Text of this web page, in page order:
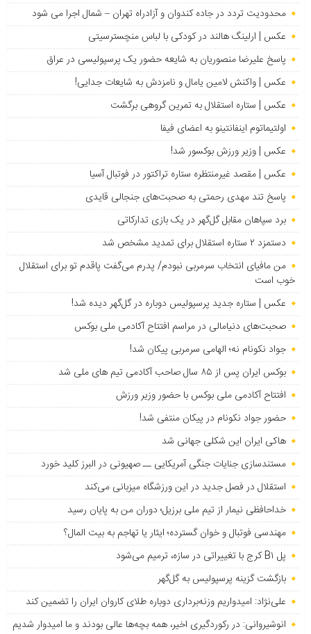
محدودیت تردد در جاده کندوان و آزادراه تهران – شمال اجرا می شود
عکس | ارلینگ هالند در کودکی با لباس منچسترسیتی
پاسخ علیرضا منصوریان به شایعه حضور یک پرسپولیسی در عراق
عکس | واکنش لامین یامال و نامزدش به شایعات جدایی!
عکس | ستاره استقلال به تمرین گروهی برگشت
اولتیماتوم اینفانتینو به اعضای فیفا
عکس | وزیر ورزش بوکسور شد!
عکس | مقصد غیرمنتظره ستاره تراکتور در فوتبال آسیا
پاسخ تند مهدی رحمتی به صحبت‌های جنجالی قایدی
برد سپاهان مقابل گل‌گهر در یک بازی تدارکاتی
دستمزد ۲ ستاره استقلال برای تمدید مشخص شد
من مافیای انتخاب سرمربی نبودم/ پدرم می‌گفت پاقدم تو برای استقلال
خوب است
عکس | ستاره جدید پرسپولیس دوباره در گل‌گهر دیده شد!
صحبت‌های دنیامالی در مراسم افتتاح آکادمی ملی بوکس
جواد نکونام نه؛ الهامی سرمربی پیکان شد!
بوکس ایران پس از ۸۵ سال صاحب آکادمی تیم های ملی شد
افتتاح آکادمی ملی بوکس با حضور وزیر ورزش
حضور جواد نکونام در پیکان منتفی شد!
هاکی ایران این شکلی جهانی شد
مستندسازی جنایات جنگی آمریکایی ــ صهیونی در البرز کلید خورد
استقلال در فصل جدید در این ورزشگاه میزبانی می‌کند
خداحافظی نیمار از تیم ملی برزیل؛ دوران من به پایان رسید
مهندسی فوتبال و خوان گسترده؛ ایثار یا تهاجم به بیت المال؟
پل B۱ کرج با تغییراتی در سازه، ترمیم می‌شود
بازگشت گزینه پرسپولیس به ‌گل‌گهر
علی‌نژاد: امیدواریم وزنه‌برداری دوباره طلای کاروان ایران را تضمین کند
انوشیروانی: در رکوردگیری اخیر، همه بچه‌ها عالی بودند و ما امیدوار شدیم